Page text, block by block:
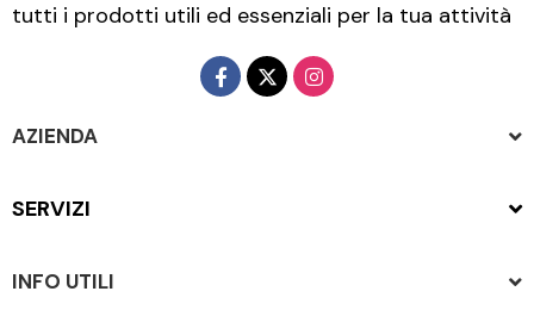
tutti i prodotti utili ed essenziali per la tua attività
AZIENDA
SERVIZI
INFO UTILI